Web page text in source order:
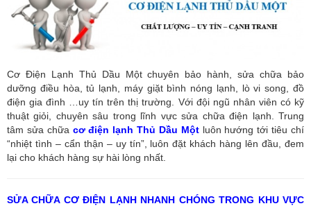
Cơ Điện Lạnh Thủ Dầu Một chuyên bảo hành, sửa chữa bảo
dưỡng điều hòa, tủ lạnh, máy giặt bình nóng lạnh, lò vi song, đồ
điện gia đình …uy tín trên thị trường. Với đội ngũ nhân viên có kỹ
thuật giỏi, chuyên sâu trong lĩnh vực sửa chữa điện lạnh. Trung
tâm sửa chữa cơ điện lạnh Thủ Dầu Mộtluôn hướng tới tiêu chí
“nhiệt tình – cẩn thận – uy tín”, luôn đặt khách hàng lên đầu, đem
lại cho khách hàng sự hài lòng nhất.
SỬA CHỮA CƠ ĐIỆN LẠNH NHANH CHÓNG TRONG KHU VỰC